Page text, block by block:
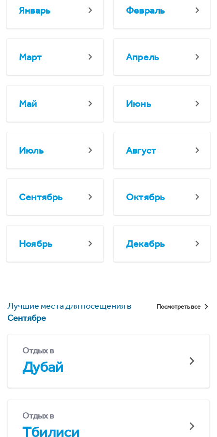
Январь Февраль
Март Апрель
Май Июнь
Июль Август
Сентябрь Октябрь
Ноябрь Декабрь
Лучшие места для посещения в
Сентябре
Посмотреть все
Отдых в
Дубай
Отдых в
Тбилиси